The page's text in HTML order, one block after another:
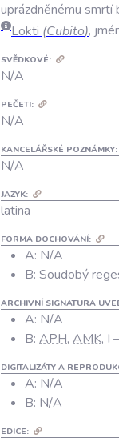
uprázdněnému smrtí
Lokti (Cubito),
SVĚDKOVÉ:
N/A
PEČETI:
N/A
KANCELÁŘSKÉ POZNÁMKY:
N/A
JAZYK:
latina
FORMA DOCHOVÁNÍ:
A: N/A
B: Soudobý
ARCHIVNÍ SIGNATURA
A: N/A
B: APH, AMK, I
DIGITALIZÁTY A
A: N/A
B: N/A
EDICE: